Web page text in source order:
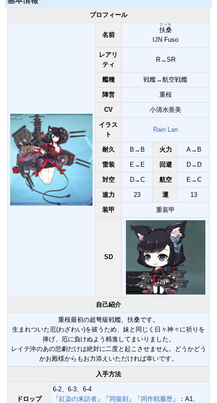
プロフィール
名前
扶桑
フソウ
IJN Fuso
レアリ
ティ
R→SR
艦種 戦艦→航空戦艦
陣営 重桜
CV 小清水亜美
イラス
ト
Rain Lan
耐久 B→B 火力 A→B
雷装 E→E 回避 D→D
対空 D→C 航空 E→C
速力 23 運 13
装甲 重装甲
SD
自己紹介
重桜最初の超弩級戦艦、扶桑です。
生まれついた厄(わざわい)を祓うため、妹と同じく日々神々に祈りを
捧げ、厄に負けぬよう精進してまいりました。
レイテ沖のあの悲劇だけは絶対に二度と起こさせません。どうかどう
かお殿様からもお力添えいただければ幸いです。
入手方法
ドロップ
6-2、6-3、6-4
「紅染の来訪者 」「同復刻 」「同作戦履歴 」：A1、